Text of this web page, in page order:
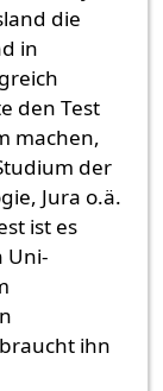
die
in
den Test
machen,
der
Jura o.ä.
ist es
Uni-
ihn